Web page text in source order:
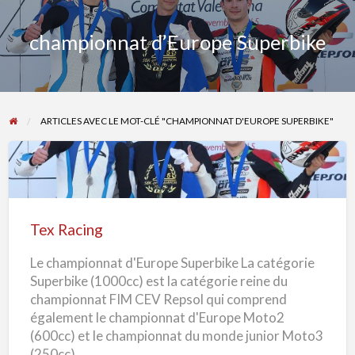
championnat d’Europe Superbike
ARTICLES AVEC LE MOT-CLÉ "CHAMPIONNAT D'EUROPE SUPERBIKE"
Tex
Racing
Tex Racing
Le championnat d'Europe Superbike La catégorie
Superbike (1000cc) est la catégorie reine du
championnat FIM CEV Repsol qui comprend
également le championnat d'Europe Moto2
(600cc) et le championnat du monde junior Moto3